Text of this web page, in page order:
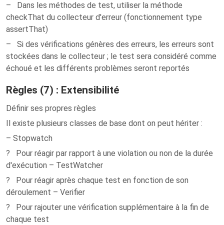
– Dans les méthodes de test, utiliser la méthode
checkThat du collecteur d'erreur (fonctionnement type
assertThat)
– Si des vérifications génères des erreurs, les erreurs sont
stockées dans le collecteur ; le test sera considéré comme
échoué et les différents problèmes seront reportés
Règles (7) : Extensibilité
Définir ses propres règles
Il existe plusieurs classes de base dont on peut hériter :
– Stopwatch
? Pour réagir par rapport à une violation ou non de la durée
d'exécution – TestWatcher
? Pour réagir après chaque test en fonction de son
déroulement – Verifier
? Pour rajouter une vérification supplémentaire à la fin de
chaque test